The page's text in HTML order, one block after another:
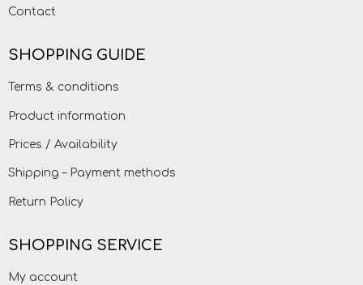
Contact
SHOPPING GUIDE
Terms & conditions
Product information
Prices / Availability
Shipping – Payment methods
Return Policy
SHOPPING SERVICE
My account